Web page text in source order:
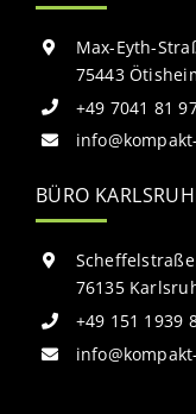
Max-Eyth-
75443
+49 7041 81
BÜRO
Scheffelstraße
76135
+49 151 1939